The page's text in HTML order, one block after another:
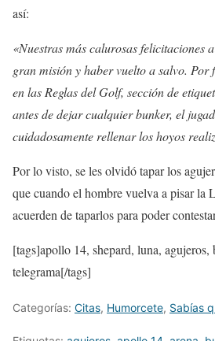
así:
«Nuestras más calurosas felicitaciones
gran misión y haber vuelto a salvo. Por
en las Reglas del Golf, sección de
antes de dejar cualquier bunker, el
cuidadosamente rellenar los hoyos
Por lo visto, se les olvidó tapar los
que cuando el hombre vuelva a pisar la
acuerden de taparlos para poder
[tags]apollo 14, shepard, luna,
telegrama[/tags]
Categorías: Citas, Humorcete, Sabías